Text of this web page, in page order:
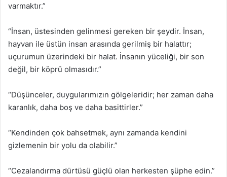
varmaktır.”
“İnsan, üstesinden gelinmesi gereken bir şeydir. İnsan,
hayvan ile üstün insan arasında gerilmiş bir halattır;
uçurumun üzerindeki bir halat. İnsanın yüceliği, bir son
değil, bir köprü olmasıdır.”
“Düşünceler, duygularımızın gölgeleridir; her zaman daha
karanlık, daha boş ve daha basittirler.”
“Kendinden çok bahsetmek, aynı zamanda kendini
gizlemenin bir yolu da olabilir.”
“Cezalandırma dürtüsü güçlü olan herkesten şüphe edin.”